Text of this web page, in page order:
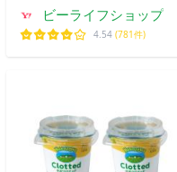
ビーライフショップ
4.54 (781件)